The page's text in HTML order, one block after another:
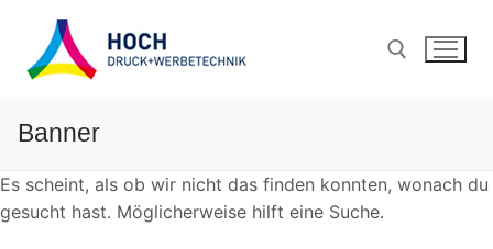
Banner
Es scheint, als ob wir nicht das finden konnten, wonach du
gesucht hast. Möglicherweise hilft eine Suche.